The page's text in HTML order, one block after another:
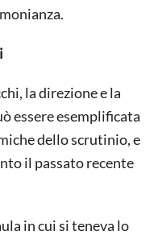
la direzione e la
essere esemplificata
dello scrutinio, e
il passato recente
in cui si teneva lo